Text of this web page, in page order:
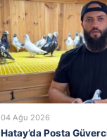
04 Ağu 2026
Hatay’da Posta